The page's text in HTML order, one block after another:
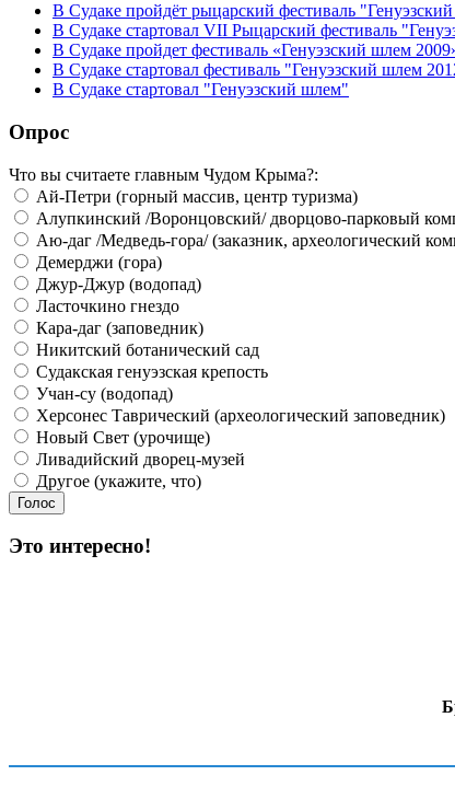
В Судаке пройдёт рыцарский фестиваль
В Судаке стартовал VII Рыцарский фестиваль
В Судаке пройдет фестиваль «Генуэзский шлем
В Судаке стартовал фестиваль "Генуэзский шлем
В Судаке стартовал "Генуэзский шлем"
Опрос
Что вы считаете главным Чудом Крыма?:
Ай-Петри (горный массив, центр туризма)
Алупкинский /Воронцовский/ дворцово-парковый
Аю-даг /Медведь-гора/ (заказник, археологический
Демерджи (гора)
Джур-Джур (водопад)
Ласточкино гнездо
Кара-даг (заповедник)
Никитский ботанический сад
Судакская генуэзская крепость
Учан-су (водопад)
Херсонес Таврический (археологический заповедник)
Новый Свет (урочище)
Ливадийский дворец-музей
Другое (укажите, что)
Это интересно!